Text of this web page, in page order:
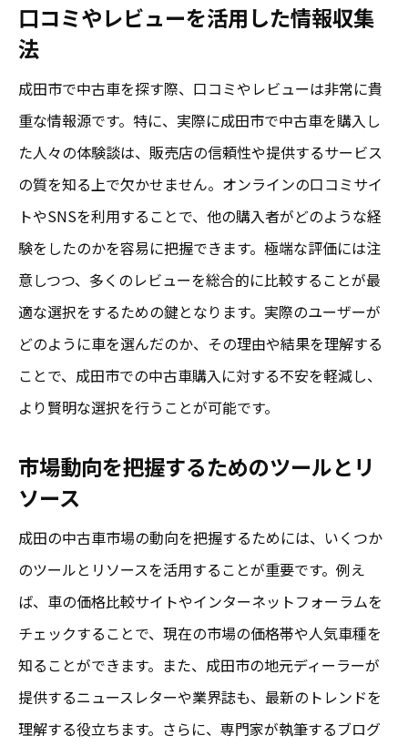
口コミやレビューを活用した情報収集
法
成田市で中古車を探す際、口コミやレビューは非常に貴
重な情報源です。特に、実際に成田市で中古車を購入し
た人々の体験談は、販売店の信頼性や提供するサービス
の質を知る上で欠かせません。オンラインの口コミサイ
トやSNSを利用することで、他の購入者がどのような経
験をしたのかを容易に把握できます。極端な評価には注
意しつつ、多くのレビューを総合的に比較することが最
適な選択をするための鍵となります。実際のユーザーが
どのように車を選んだのか、その理由や結果を理解する
ことで、成田市での中古車購入に対する不安を軽減し、
より賢明な選択を行うことが可能です。
市場動向を把握するためのツールとリ
ソース
成田の中古車市場の動向を把握するためには、いくつか
のツールとリソースを活用することが重要です。例え
ば、車の価格比較サイトやインターネットフォーラムを
チェックすることで、現在の市場の価格帯や人気車種を
知ることができます。また、成田市の地元ディーラーが
提供するニュースレターや業界誌も、最新のトレンドを
理解する役立ちます。さらに、専門家が執筆するブログ